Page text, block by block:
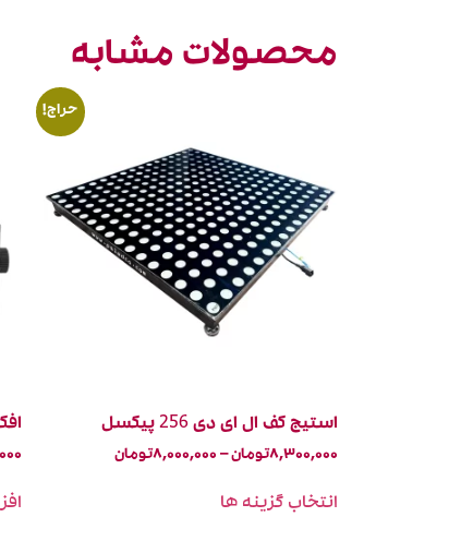
محصولات مشابه
حراج!
استیج کف ال ای دی 256 پیکسل
۸,۳۰۰,۰۰۰تومان – ۸,۰۰۰,۰۰۰تومان
انتخاب گزینه ها